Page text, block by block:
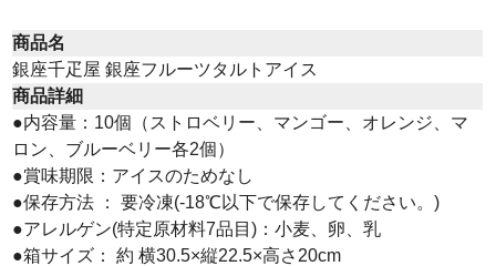
商品名
銀座千疋屋 銀座フルーツタルトアイス
商品詳細
●内容量：10個（ストロベリー、マンゴー、オレンジ、マ
ロン、ブルーベリー各2個）
●賞味期限：アイスのためなし
●保存方法 ： 要冷凍(-18℃以下で保存してください。)
●アレルゲン(特定原材料7品目)：小麦、卵、乳
●箱サイズ： 約 横30.5×縦22.5×高さ20cm